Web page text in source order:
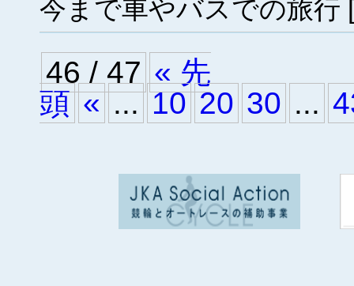
今まで車やバスでの旅
46 / 47 « 先
頭 « ... 10 20 30 ...